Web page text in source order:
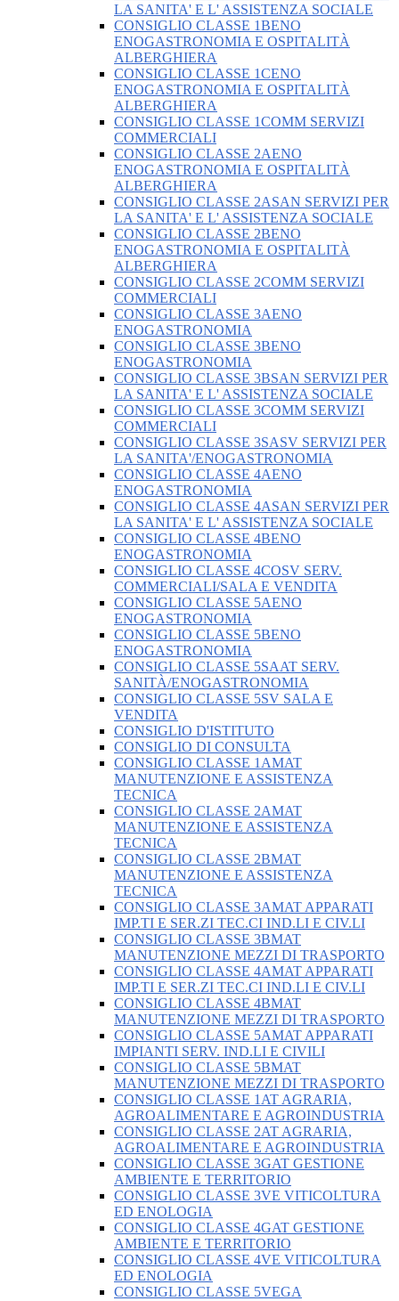
LA SANITA' E L' ASSISTENZA SOCIALE
CONSIGLIO CLASSE 1BENO
ENOGASTRONOMIA E OSPITALITÀ
ALBERGHIERA
CONSIGLIO CLASSE 1CENO
ENOGASTRONOMIA E OSPITALITÀ
ALBERGHIERA
CONSIGLIO CLASSE 1COMM SERVIZI
COMMERCIALI
CONSIGLIO CLASSE 2AENO
ENOGASTRONOMIA E OSPITALITÀ
ALBERGHIERA
CONSIGLIO CLASSE 2ASAN SERVIZI PER
LA SANITA' E L' ASSISTENZA SOCIALE
CONSIGLIO CLASSE 2BENO
ENOGASTRONOMIA E OSPITALITÀ
ALBERGHIERA
CONSIGLIO CLASSE 2COMM SERVIZI
COMMERCIALI
CONSIGLIO CLASSE 3AENO
ENOGASTRONOMIA
CONSIGLIO CLASSE 3BENO
ENOGASTRONOMIA
CONSIGLIO CLASSE 3BSAN SERVIZI PER
LA SANITA' E L' ASSISTENZA SOCIALE
CONSIGLIO CLASSE 3COMM SERVIZI
COMMERCIALI
CONSIGLIO CLASSE 3SASV SERVIZI PER
LA SANITA'/ENOGASTRONOMIA
CONSIGLIO CLASSE 4AENO
ENOGASTRONOMIA
CONSIGLIO CLASSE 4ASAN SERVIZI PER
LA SANITA' E L' ASSISTENZA SOCIALE
CONSIGLIO CLASSE 4BENO
ENOGASTRONOMIA
CONSIGLIO CLASSE 4COSV SERV.
COMMERCIALI/SALA E VENDITA
CONSIGLIO CLASSE 5AENO
ENOGASTRONOMIA
CONSIGLIO CLASSE 5BENO
ENOGASTRONOMIA
CONSIGLIO CLASSE 5SAAT SERV.
SANITÀ/ENOGASTRONOMIA
CONSIGLIO CLASSE 5SV SALA E
VENDITA
CONSIGLIO D'ISTITUTO
CONSIGLIO DI CONSULTA
CONSIGLIO CLASSE 1AMAT
MANUTENZIONE E ASSISTENZA
TECNICA
CONSIGLIO CLASSE 2AMAT
MANUTENZIONE E ASSISTENZA
TECNICA
CONSIGLIO CLASSE 2BMAT
MANUTENZIONE E ASSISTENZA
TECNICA
CONSIGLIO CLASSE 3AMAT APPARATI
IMP.TI E SER.ZI TEC.CI IND.LI E CIV.LI
CONSIGLIO CLASSE 3BMAT
MANUTENZIONE MEZZI DI TRASPORTO
CONSIGLIO CLASSE 4AMAT APPARATI
IMP.TI E SER.ZI TEC.CI IND.LI E CIV.LI
CONSIGLIO CLASSE 4BMAT
MANUTENZIONE MEZZI DI TRASPORTO
CONSIGLIO CLASSE 5AMAT APPARATI
IMPIANTI SERV. IND.LI E CIVILI
CONSIGLIO CLASSE 5BMAT
MANUTENZIONE MEZZI DI TRASPORTO
CONSIGLIO CLASSE 1AT AGRARIA,
AGROALIMENTARE E AGROINDUSTRIA
CONSIGLIO CLASSE 2AT AGRARIA,
AGROALIMENTARE E AGROINDUSTRIA
CONSIGLIO CLASSE 3GAT GESTIONE
AMBIENTE E TERRITORIO
CONSIGLIO CLASSE 3VE VITICOLTURA
ED ENOLOGIA
CONSIGLIO CLASSE 4GAT GESTIONE
AMBIENTE E TERRITORIO
CONSIGLIO CLASSE 4VE VITICOLTURA
ED ENOLOGIA
CONSIGLIO CLASSE 5VEGA